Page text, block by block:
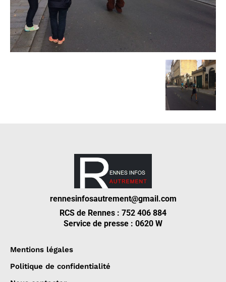
rennesinfosautrement@gmail.com
RCS de Rennes : 752 406 884
Service de presse : 0620 W
Mentions légales
Politique de confidentialité